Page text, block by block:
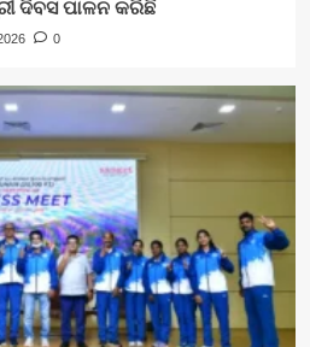
ଦିବସ ପାଳନ କରିଛି
0